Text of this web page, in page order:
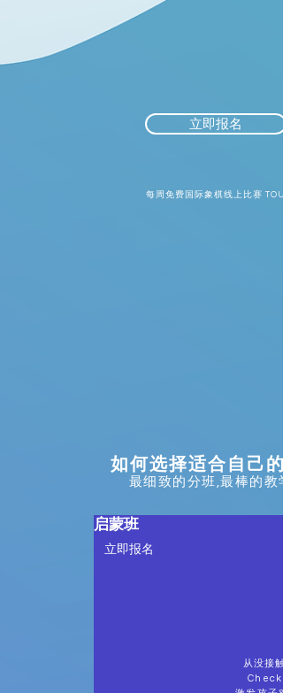
立即报名
每周免费国际象棋线上比赛
如何选择适合自己的
最细致的分班,最棒的教
启蒙班
立即报名
从没接